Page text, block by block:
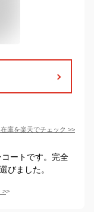
庫を楽天でチェック >>
ートです。完全
びました。
>